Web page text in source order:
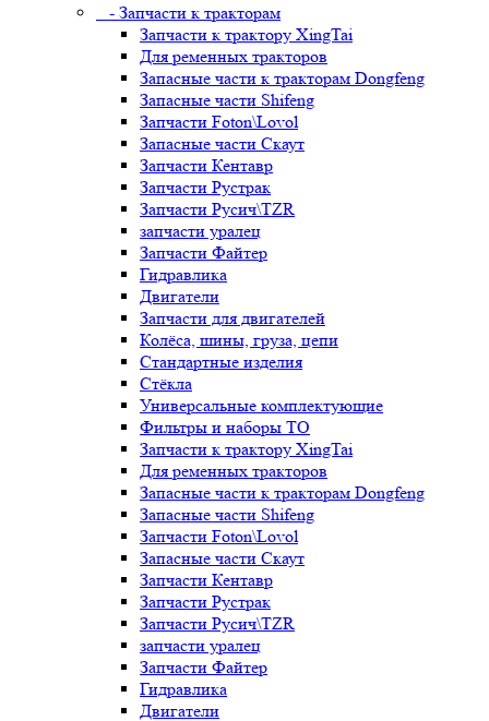
- Запчасти к тракторам
Запчасти к трактору XingTai
Для ременных тракторов
Запасные части к тракторам Dongfeng
Запасные части Shifeng
Запчасти Foton\Lovol
Запасные части Скаут
Запчасти Кентавр
Запчасти Рустрак
Запчасти Русич\TZR
запчасти уралец
Запчасти Файтер
Гидравлика
Двигатели
Запчасти для двигателей
Колёса, шины, груза, цепи
Стандартные изделия
Стёкла
Универсальные комплектующие
Фильтры и наборы ТО
Запчасти к трактору XingTai
Для ременных тракторов
Запасные части к тракторам Dongfeng
Запасные части Shifeng
Запчасти Foton\Lovol
Запасные части Скаут
Запчасти Кентавр
Запчасти Рустрак
Запчасти Русич\TZR
запчасти уралец
Запчасти Файтер
Гидравлика
Двигатели